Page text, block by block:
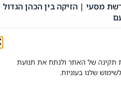
תקינה של האתר ולנתח את תנועת
שלנו בעוגיות.
מסעי | הזיקה בין הכהן הגדול